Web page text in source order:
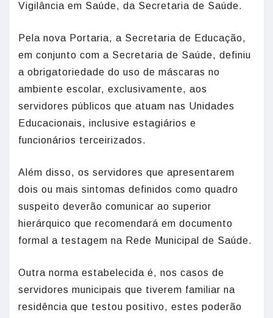
Vigilância em Saúde, da Secretaria de Saúde.
Pela nova Portaria, a Secretaria de Educação,
em conjunto com a Secretaria de Saúde, definiu
a obrigatoriedade do uso de máscaras no
ambiente escolar, exclusivamente, aos
servidores públicos que atuam nas Unidades
Educacionais, inclusive estagiários e
funcionários terceirizados.
Além disso, os servidores que apresentarem
dois ou mais sintomas definidos como quadro
suspeito deverão comunicar ao superior
hierárquico que recomendará em documento
formal a testagem na Rede Municipal de Saúde.
Outra norma estabelecida é, nos casos de
servidores municipais que tiverem familiar na
residência que testou positivo, estes poderão